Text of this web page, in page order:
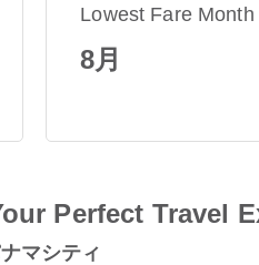
Lowest Fare Month
8月
Perfect Travel
マシティ